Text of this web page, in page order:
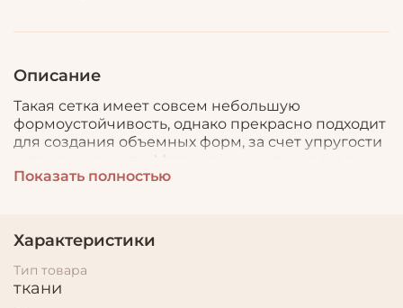
Описание
Такая сетка имеет совсем небольшую
формоустойчивость, однако прекрасно подходит
для создания объемных форм, за счет упругости
и драпируемости. Материал нашел широкое
применение в пошиве нарядной одежды,
Показать полностью
Характеристики
Тип товара
ткани